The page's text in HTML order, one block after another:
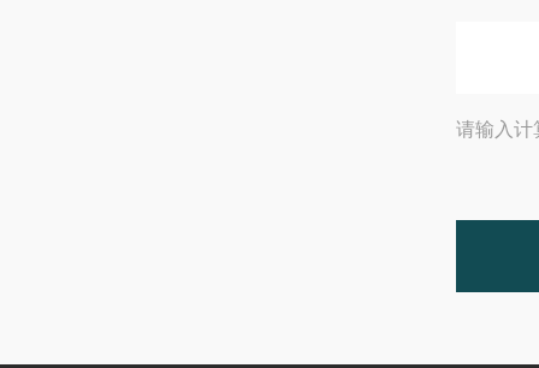
请输入计